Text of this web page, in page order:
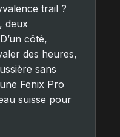
trail ?
deux
côté,
des heures,
sans
Fenix Pro
suisse pour